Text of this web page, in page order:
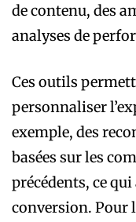
de contenu, des
analyses de
Ces outils
personnaliser
exemple, des
basées sur les
précédents, ce
conversion. Pour